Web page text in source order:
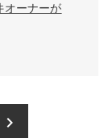
オーナーが
keyboard_arrow_right